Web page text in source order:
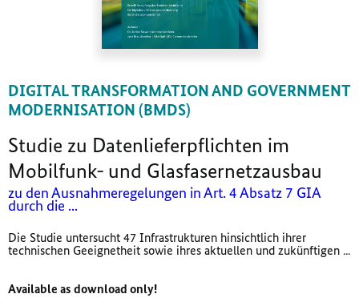
DIGITAL TRANSFORMATION AND GOVERNMENT
MODERNISATION (BMDS)
Studie zu Datenlieferpflichten im
Mobilfunk- und Glasfasernetzausbau
zu den Ausnahmeregelungen in Art. 4 Absatz 7 GIA
durch die ...
Die Studie untersucht 47 Infrastrukturen hinsichtlich ihrer
technischen Geeignetheit sowie ihres aktuellen und zukünftigen ...
Available as download only!